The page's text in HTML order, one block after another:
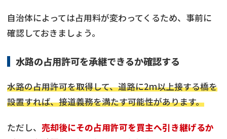
自治体によっては占用料が変わってくるため、事前に
確認しておきましょう。
水路の占用許可を承継できるか確認する
水路の占用許可を取得して、道路に2m以上接する橋を
設置すれば、接道義務を満たす可能性があります。
ただし、 売却後にその占用許可を買主へ引き継げるか